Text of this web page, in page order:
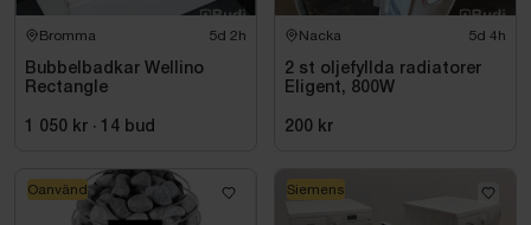
Bromma 5d 2h
Bubbelbadkar Wellino
Rectangle
1 050 kr · 14 bud
Nacka 5d 4h
2 st oljefyllda radiatorer
Eligent, 800W
200 kr
Oanvänd Siemens